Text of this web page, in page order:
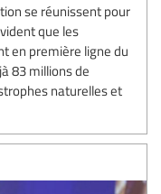
se réunissent pour
que les
en première ligne du
83 millions de
naturelles et